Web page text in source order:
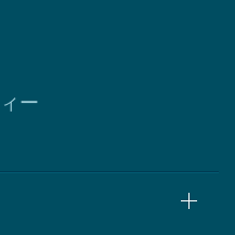
ー